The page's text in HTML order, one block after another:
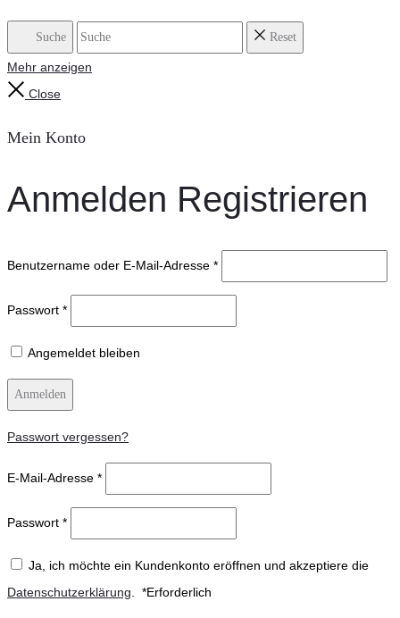
Suche Reset
Mehr anzeigen
Close
Mein Konto
Anmelden Registrieren
Benutzername oder E-Mail-Adresse *
Passwort *
Angemeldet bleiben
Anmelden
Passwort vergessen?
E-Mail-Adresse *
Passwort *
Ja, ich möchte ein Kundenkonto eröffnen und akzeptiere die
Datenschutzerklärung
*Erforderlich